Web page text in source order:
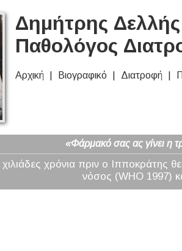
Δημήτρης
Παθολόγος
Αρχική Βιογραφικό Διατροφή
«Φάρμακό σας ας γίνει η
χρόνια πριν ο Ιπποκράτης
νόσος (WHO 1997)